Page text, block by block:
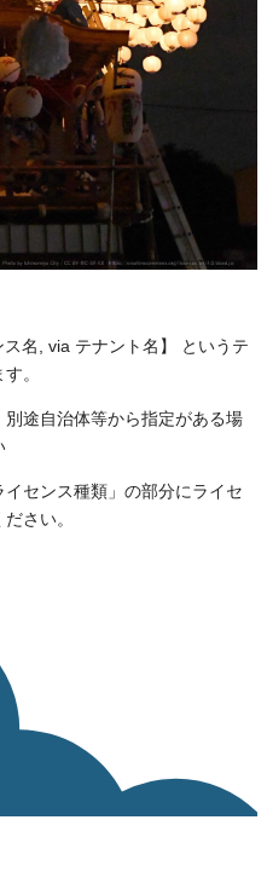
NC-SA 4.0, via一宮市 写真カ
NC-SA 4.0 , via
一宮市 写真カ
名, via テナント名】 というテ
。
途自治体等から指定がある場
センス種類」の部分にライセ
さい。